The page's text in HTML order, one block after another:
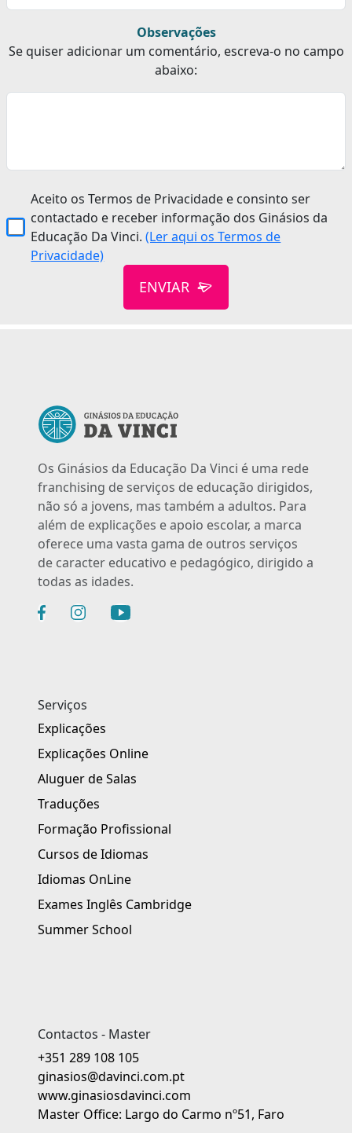
Observações
Se quiser adicionar um comentário, escreva-o no campo
abaixo:
Aceito os Termos de Privacidade e consinto ser
contactado e receber informação dos Ginásios da
Educação Da Vinci.(Ler aqui os Termos de
Privacidade)
ENVIAR
Os Ginásios da Educação Da Vinci é uma rede
franchising de serviços de educação dirigidos,
não só a jovens, mas também a adultos. Para
além de explicações e apoio escolar, a marca
oferece uma vasta gama de outros serviços
de caracter educativo e pedagógico, dirigido a
todas as idades.
Serviços
Explicações
Explicações Online
Aluguer de Salas
Traduções
Formação Profissional
Cursos de Idiomas
Idiomas OnLine
Exames Inglês Cambridge
Summer School
Contactos - Master
+351 289 108 105
ginasios@davinci.com.pt
www.ginasiosdavinci.com
Master Office: Largo do Carmo nº51, Faro